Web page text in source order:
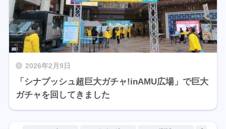
2026年2月9日
「シナプッシュ超巨大ガチャ!inAMU広場」で巨大
ガチャを回してきました